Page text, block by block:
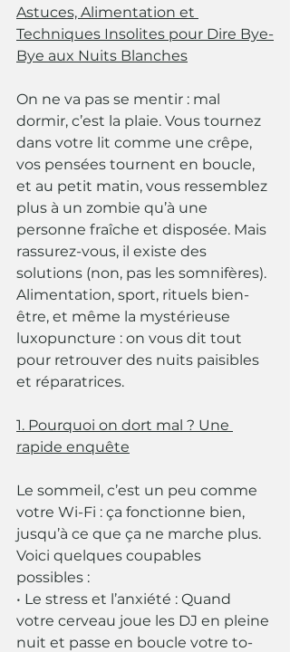
Astuces, Alimentation et
Techniques Insolites pour Dire Bye-
Bye aux Nuits Blanches
On ne va pas se mentir : mal
dormir, c’est la plaie. Vous tournez
dans votre lit comme une crêpe,
vos pensées tournent en boucle,
et au petit matin, vous ressemblez
plus à un zombie qu’à une
personne fraîche et disposée. Mais
rassurez-vous, il existe des
solutions (non, pas les somnifères).
Alimentation, sport, rituels bien-
être, et même la mystérieuse
luxopuncture : on vous dit tout
pour retrouver des nuits paisibles
et réparatrices.
1. Pourquoi on dort mal ? Une
rapide enquête
Le sommeil, c’est un peu comme
votre Wi-Fi : ça fonctionne bien,
jusqu’à ce que ça ne marche plus.
Voici quelques coupables
possibles :
• Le stress et l’anxiété : Quand
votre cerveau joue les DJ en pleine
nuit et passe en boucle votre to-